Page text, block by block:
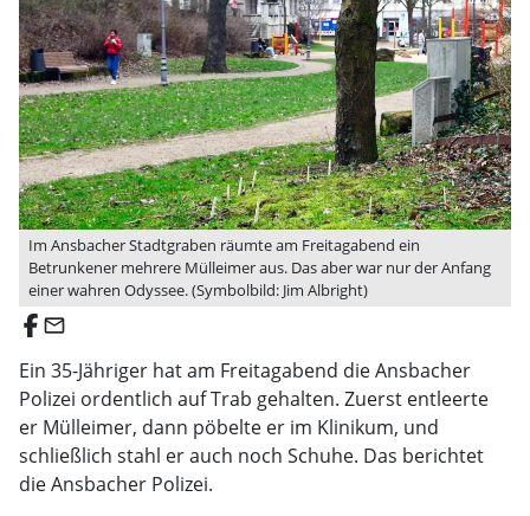
Im Ansbacher Stadtgraben räumte am Freitagabend ein
Betrunkener mehrere Mülleimer aus. Das aber war nur der Anfang
einer wahren Odyssee. (Symbolbild: Jim Albright)
email
Ein 35-Jähriger hat am Freitagabend die Ansbacher
Polizei ordentlich auf Trab gehalten. Zuerst entleerte
er Mülleimer, dann pöbelte er im Klinikum, und
schließlich stahl er auch noch Schuhe. Das berichtet
die Ansbacher Polizei.